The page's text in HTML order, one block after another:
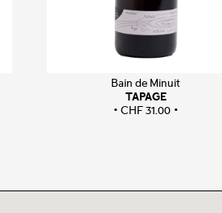
Bain de Minuit
TAPAGE
CHF31.00